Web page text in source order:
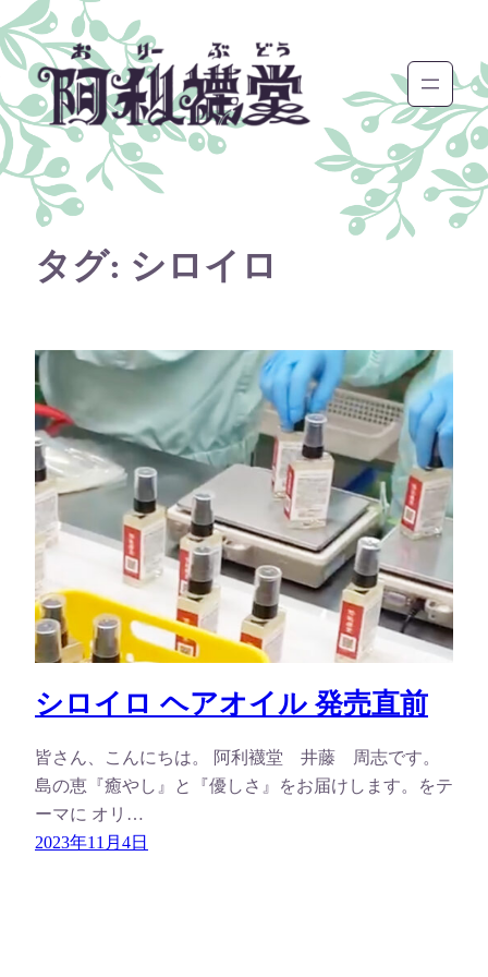
内
容
ス
キ
ッ
タグ: シロイロ
シロイロ ヘアオイル 発売直前
皆さん、こんにちは。 阿利襪堂 井藤 周志です。
島の恵『癒やし』と『優しさ』をお届けします。をテ
ーマに オリ…
2023年11月4日